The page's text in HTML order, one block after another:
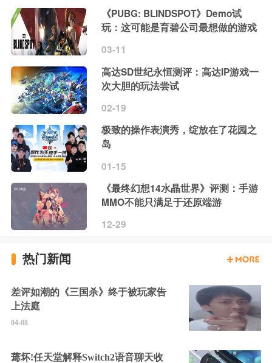
《PUBG: BLINDSPOT》Demo试
玩：这可能是育碧公司最想做的游戏
03-11
高达SD世纪永恒测评：高达IP游戏一
次大胆的玩法尝试
02-19
极致的操作表演秀，绽放在了花园之
岛
01-15
《最终幻想14水晶世界》评测：手游
MMO不能只满足于还原端游
12-29
热门新闻
差评如潮的《三国杀》终于被玩家告
上法庭
04-08
蔫坏!任天堂解释Switch2语音聊天收